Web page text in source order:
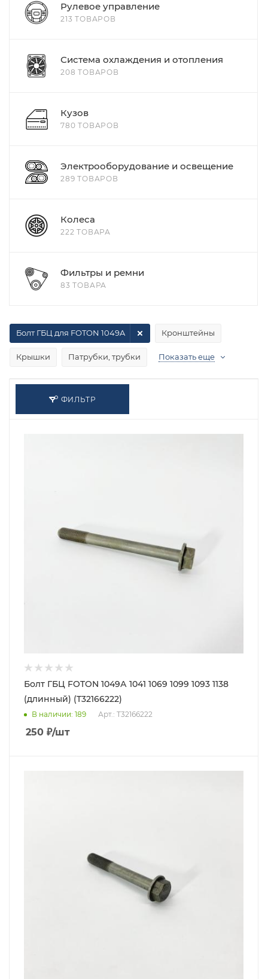
Рулевое управление
213 ТОВАРОВ
Система охлаждения и отопления
208 ТОВАРОВ
Кузов
780 ТОВАРОВ
Электрооборудование и освещение
289 ТОВАРОВ
Колеса
222 ТОВАРА
Фильтры и ремни
83 ТОВАРА
Кронштейны
Крышки Патрубки, трубки
Болт ГБЦ для FOTON 1049A
Показать еще
ФИЛЬТР
Болт ГБЦ FOTON 1049А 1041 1069 1099 1093 1138
(длинный) (T32166222)
В наличии: 189 Арт.: T32166222
250 ₽/шт